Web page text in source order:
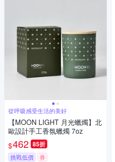
從呼吸感受生活的美好
【MOON LIGHT 月光蠟燭】北
歐設計手工香氛蠟燭 7oz
$462 85折
挑戰低價 券